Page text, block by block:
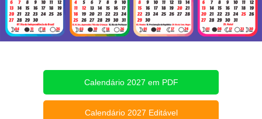
Calendário 2027 em PDF
Calendário 2027 Editável